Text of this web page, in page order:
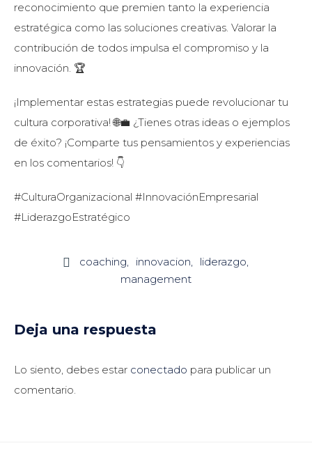
reconocimiento que premien tanto la experiencia
estratégica como las soluciones creativas. Valorar la
contribución de todos impulsa el compromiso y la
innovación. 🏆
¡Implementar estas estrategias puede revolucionar tu
cultura corporativa! 🌐💼 ¿Tienes otras ideas o ejemplos
de éxito? ¡Comparte tus pensamientos y experiencias
en los comentarios! 👇
#CulturaOrganizacional #InnovaciónEmpresarial
#LiderazgoEstratégico
 coaching innovacion
liderazgo
management
Deja una respuesta
Lo siento, debes estar conectado para publicar un
comentario.